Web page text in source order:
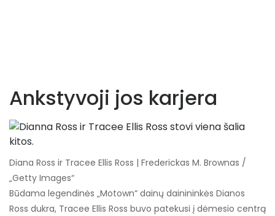
Ankstyvoji jos karjera
Diana Ross ir Tracee Ellis Ross | Frederickas M. Brownas /
„Getty Images“
Būdama legendinės „Motown“ dainų dainininkės Dianos
Ross dukra, Tracee Ellis Ross buvo patekusi į dėmesio centrą